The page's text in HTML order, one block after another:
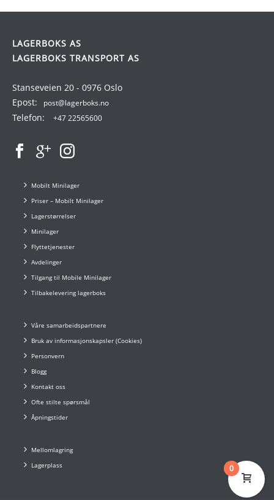
LAGERBOKS AS
LAGERBOKS TRANSPORT AS
Stanseveien 20 - 0976 Oslo
Epost:
post@lagerboks.no
Telefon: +47 22565600
Mobilt Minilager
Priser – Mobilt Minilager
Lagerstørrelser
Minilager
Flyttetjenester
Avdelinger
Tilgang til Mobile Minilager
Tilbakelevering lagerboks
Våre samarbeidspartnere
Bruk av informasjonskapsler (Cookies)
Personvern
Blogg
Kontakt oss
Ofte stilte spørsmål
Åpningstider
Mellomlagring
Lagerplass
0